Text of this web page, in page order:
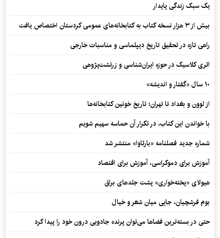
یک سبک زندگی پایدار
بیش از ۳ هزار نسخه کتاب به کتابخانه‌های عمومی کردستان اختصاص یافت
راهی تازه در تحقیق تاریخ دیپلماسی و مناسبات خارجی
اثری کلاسیک در حوزه ایران‌شناسی و زرتشت‌پژوهی
۱۰ سال «گفتار و اندیشه»
از لوون و بغداد تا تهران؛ تاریخ خونین کتابخانه‌ها
با خواندن این کتاب، در تکرار آن حماسه سهیم شویم
شماره جدید فصلنامه «بارثاوا» منتشر شد
آموزش برای دموکراسی، آموزش برای اقتصاد
هیولای «پخته‌خواری» پشت جلدهای براق
بوم فرشچیان، جایی میان شعر و خیال
حتی در بسته‌ترین فضاها می‌توان پرنده جادویی درون خود را پیدا کرد